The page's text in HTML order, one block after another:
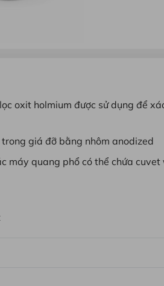
oxit holmium được sử dụng để
giá đỡ bằng nhôm anodized
máy quang phổ có thể chứa cuvet